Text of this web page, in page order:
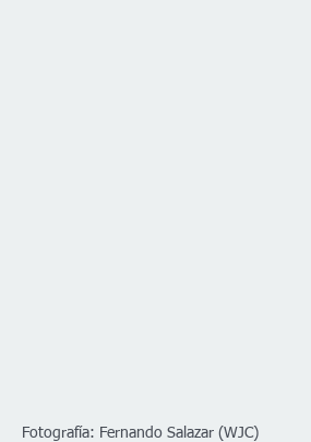
Fotografía: Fernando Salazar (WJC)